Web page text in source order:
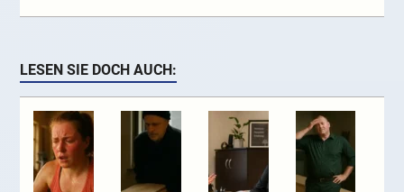
LESEN SIE DOCH AUCH: